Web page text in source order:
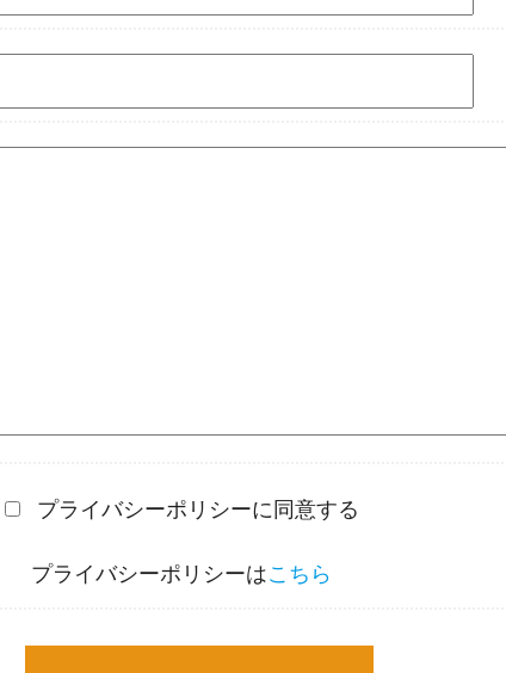
プライバシーポリシーに同意する
プライバシーポリシーはこちら